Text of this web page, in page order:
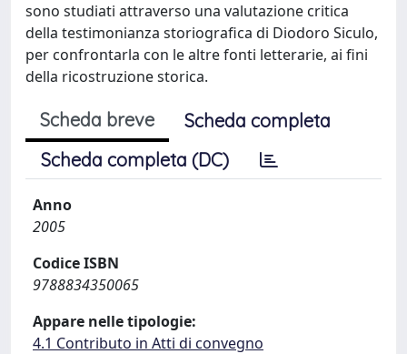
sono studiati attraverso una valutazione critica
della testimonianza storiografica di Diodoro Siculo,
per confrontarla con le altre fonti letterarie, ai fini
della ricostruzione storica.
Scheda breve
Scheda completa
Scheda completa (DC)
Anno
2005
Codice ISBN
9788834350065
Appare nelle tipologie:
4.1 Contributo in Atti di convegno